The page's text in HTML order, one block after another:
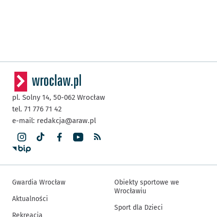
pl. Solny 14, 50-062 Wrocław
tel. 71 776 71 42
e-mail: redakcja@araw.pl
Gwardia Wrocław
Aktualności
Rekreacja
Obiekty sportowe we
Wrocławiu
Sport dla Dzieci